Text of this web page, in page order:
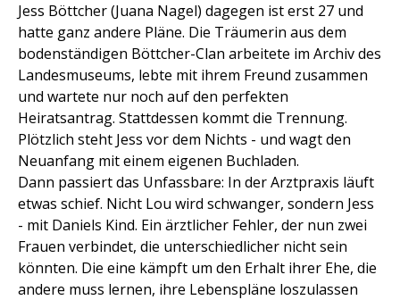
Jess Böttcher (Juana Nagel) dagegen ist erst 27 und
hatte ganz andere Pläne. Die Träumerin aus dem
bodenständigen Böttcher-Clan arbeitete im Archiv des
Landesmuseums, lebte mit ihrem Freund zusammen
und wartete nur noch auf den perfekten
Heiratsantrag. Stattdessen kommt die Trennung.
Plötzlich steht Jess vor dem Nichts - und wagt den
Neuanfang mit einem eigenen Buchladen.
Dann passiert das Unfassbare: In der Arztpraxis läuft
etwas schief. Nicht Lou wird schwanger, sondern Jess
- mit Daniels Kind. Ein ärztlicher Fehler, der nun zwei
Frauen verbindet, die unterschiedlicher nicht sein
könnten. Die eine kämpft um den Erhalt ihrer Ehe, die
andere muss lernen, ihre Lebenspläne loszulassen